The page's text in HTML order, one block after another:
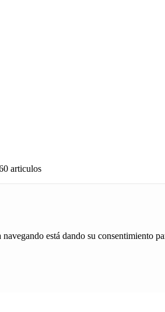
articulos
está dando su consentimiento